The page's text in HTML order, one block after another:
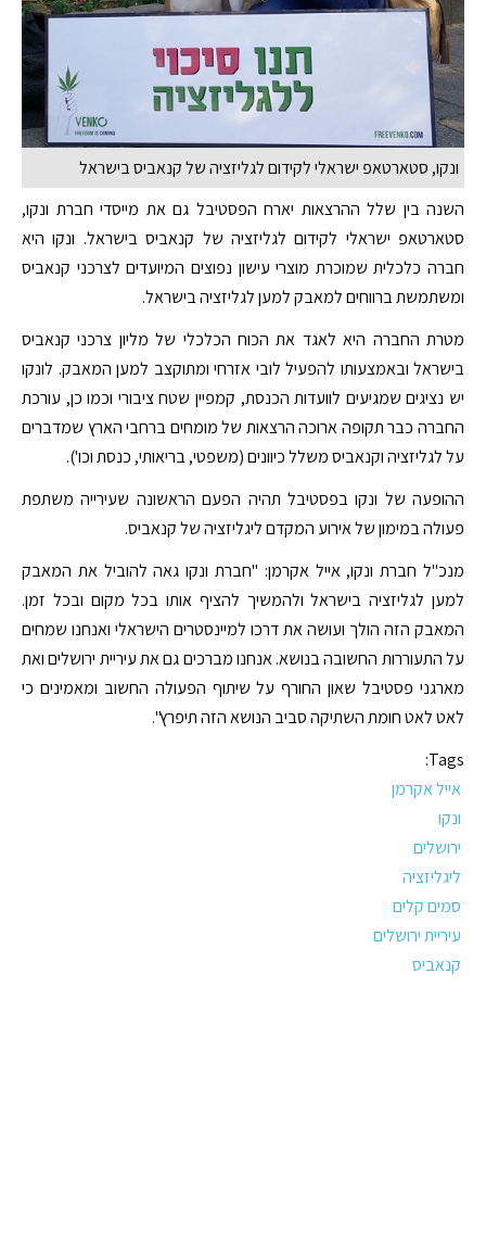
ונקו, סטארטאפ ישראלי לקידום לגליזציה של קנאביס בישראל
השנה בין שלל ההרצאות יארח הפסטיבל גם את מייסדי חברת ונקו,
סטארטאפ ישראלי לקידום לגליזציה של קנאביס בישראל. ונקו היא
חברה כלכלית שמוכרת מוצרי עישון נפוצים המיועדים לצרכני קנאביס
ומשתמשת ברווחים למאבק למען לגליזציה בישראל.
מטרת החברה היא לאגד את הכוח הכלכלי של מליון צרכני קנאביס
בישראל ובאמצעותו להפעיל לובי אזרחי ומתוקצב למען המאבק. לונקו
יש נציגים שמגיעים לוועדות הכנסת, קמפיין שטח ציבורי וכמו כן, עורכת
החברה כבר תקופה ארוכה הרצאות של מומחים ברחבי הארץ שמדברים
על לגליזציה וקנאביס משלל כיוונים (משפטי, בריאותי, כנסת וכו').
ההופעה של ונקו בפסטיבל תהיה הפעם הראשונה שעירייה משתפת
פעולה במימון של אירוע המקדם ליגליזציה של קנאביס.
מנכ"ל חברת ונקו, אייל אקרמן: "חברת ונקו גאה להוביל את המאבק
למען לגליזציה בישראל ולהמשיך להציף אותו בכל מקום ובכל זמן.
המאבק הזה הולך ועושה את דרכו למיינסטרים הישראלי ואנחנו שמחים
על התעוררות החשובה בנושא. אנחנו מברכים גם את עיריית ירושלים ואת
מארגני פסטיבל שאון החורף על שיתוף הפעולה החשוב ומאמינים כי
לאט לאט חומת השתיקה סביב הנושא הזה תיפרץ".
Tags:
אייל אקרמן
ונקו
ירושלים
ליגליזציה
סמים קלים
עיריית ירושלים
קנאביס